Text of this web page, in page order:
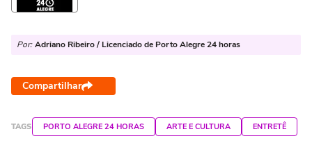
Por: Adriano Ribeiro / Licenciado de Porto Alegre 24 horas
Compartilhar
TAGS PORTO ALEGRE 24 HORAS ARTE E CULTURA ENTRETÊ